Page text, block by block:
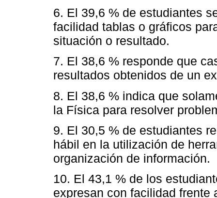
6. El 39,6 % de estudiantes
facilidad tablas o gráficos
situación o resultado.
7. El 38,6 % responde que
resultados obtenidos de un
8. El 38,6 % indica que
la Física para resolver
9. El 30,5 % de estudiantes
hábil en la utilización de
organización de información.
10. El 43,1 % de los
expresan con facilidad frente